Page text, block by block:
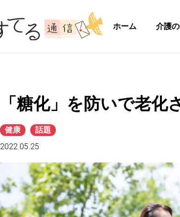
ホーム 介護
「糖化」を防いで老化
健康 話題
2022.05.25